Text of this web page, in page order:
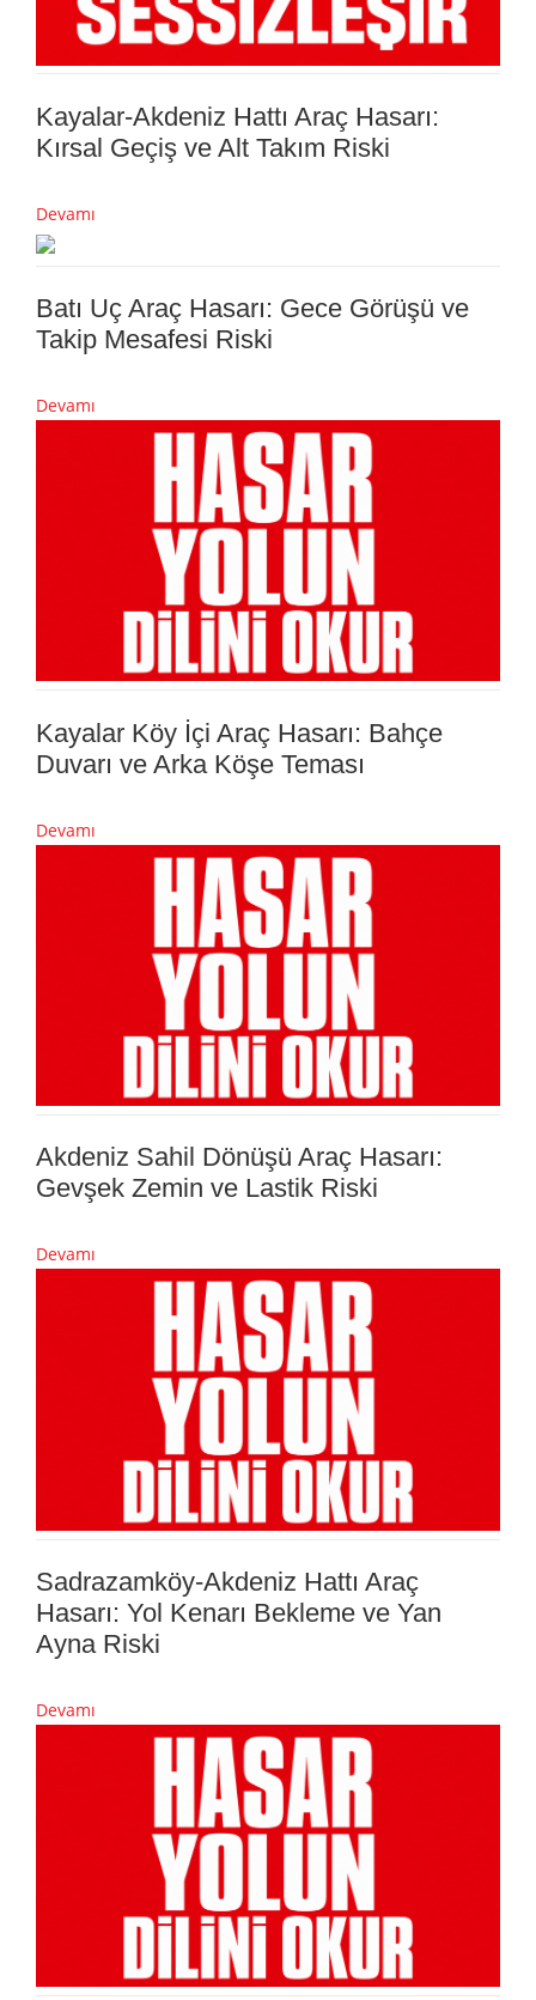
Kayalar-Akdeniz Hattı Araç Hasarı:
Kırsal Geçiş ve Alt Takım Riski
Devamı
Batı Uç Araç Hasarı: Gece Görüşü ve
Takip Mesafesi Riski
Devamı
Kayalar Köy İçi Araç Hasarı: Bahçe
Duvarı ve Arka Köşe Teması
Devamı
Akdeniz Sahil Dönüşü Araç Hasarı:
Gevşek Zemin ve Lastik Riski
Devamı
Sadrazamköy-Akdeniz Hattı Araç
Hasarı: Yol Kenarı Bekleme ve Yan
Ayna Riski
Devamı